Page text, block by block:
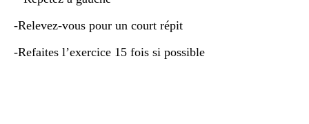
-Relevez-vous pour un court répit
-Refaites l’exercice 15 fois si possible